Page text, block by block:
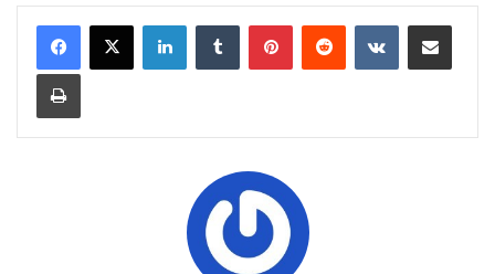
LinkedInTumblr PinterestReddit VKontakteE-Posta ile paylaş
Yazdır